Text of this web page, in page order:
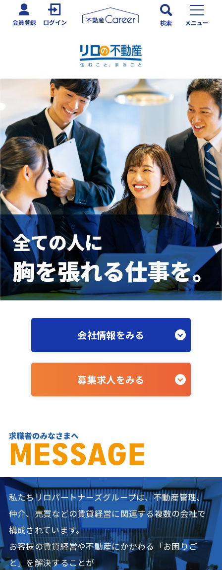
会員登録 ログイン 検索 メニュー
会社情報をみる
募集求人をみる
私たちリロパートナーズグループは、不動産管理、
仲介、売買などの賃貸経営に関連する複数の会社で
構成されています。
お客様の賃貸経営や不動産にかかわる「お困りご
と」を解決することが